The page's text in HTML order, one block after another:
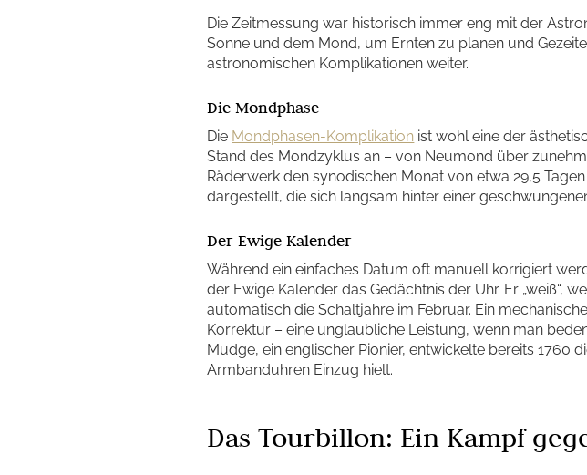
Die Zeitmessung war historisch immer eng mit der
Sonne und dem Mond, um Ernten zu planen und
astronomischen Komplikationen weiter.
Die Mondphase
Die Mondphasen-Komplikation ist wohl eine der
Stand des Mondzyklus an – von Neumond über
Räderwerk den synodischen Monat von etwa 29,5
dargestellt, die sich langsam hinter einer
Der Ewige Kalender
Während ein einfaches Datum oft manuell korrigiert
der Ewige Kalender das Gedächtnis der Uhr. Er „weiß“,
automatisch die Schaltjahre im Februar. Ein
Korrektur – eine unglaubliche Leistung, wenn man
Mudge, ein englischer Pionier, entwickelte bereits 1760
Armbanduhren Einzug hielt.
Das Tourbillon: Ein Kampf